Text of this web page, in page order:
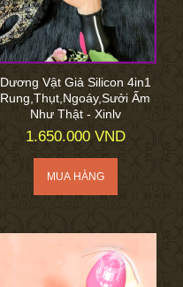
Dương Vật Giả Silicon 4in1
Rung,Thụt,Ngoáy,Sưởi Ấm
Như Thật - Xinlv
1.650.000 VND